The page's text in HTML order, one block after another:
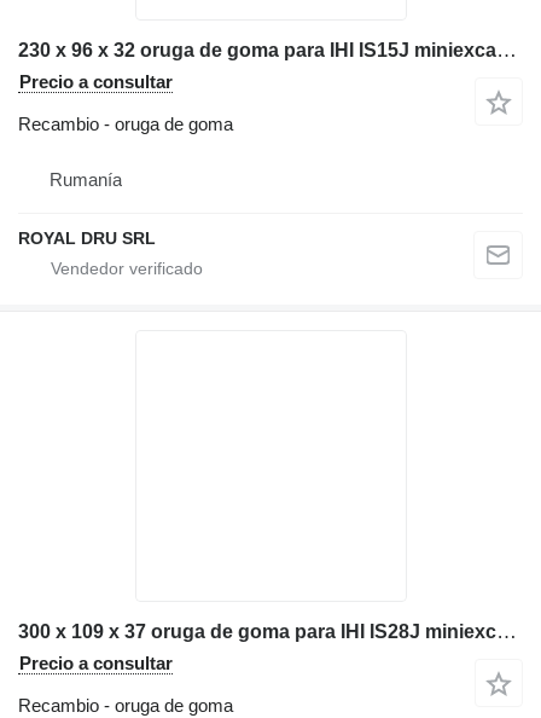
230 x 96 x 32 oruga de goma para IHI IS15J miniexcavadora
Precio a consultar
Recambio - oruga de goma
Rumanía
ROYAL DRU SRL
300 x 109 x 37 oruga de goma para IHI IS28J miniexcavadora
Precio a consultar
Recambio - oruga de goma